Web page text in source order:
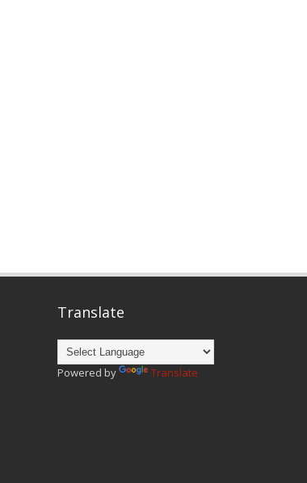
Translate
Powered by Translate